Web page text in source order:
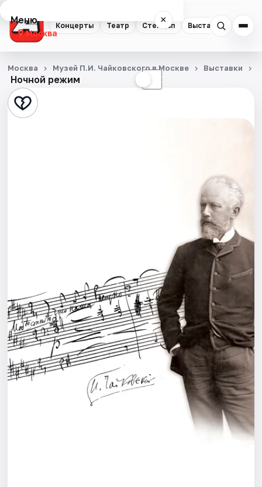
Концерты Театр Стендап Выставки
Меню ×
Москва
Концерты
Театр
Стендап
Города
Площадки
Артисты
Рейтинги
Ночной режим ☾
Москва Музей П.И. Чайковского в Москве Выставки